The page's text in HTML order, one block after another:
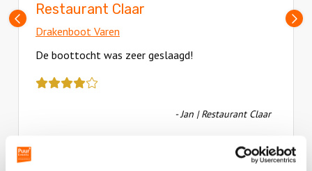
Vorige
slide
Restaurant Claar
Drakenboot Varen
De boottocht was zeer geslaagd!
review
- Jan | Restaurant Claar